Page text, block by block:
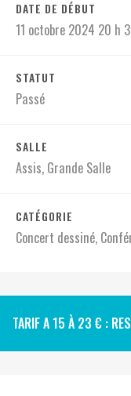
DATE DE DÉBUT
11 octobre 2024 20 h
STATUT
Passé
SALLE
Assis Grande Salle
CATÉGORIE
Concert dessiné
TARIF A 15 À 23 € :